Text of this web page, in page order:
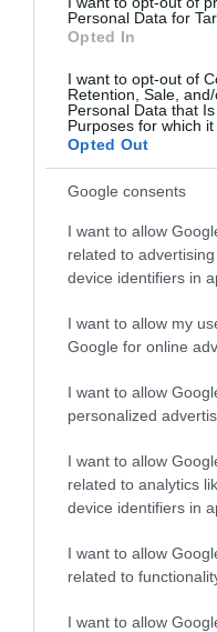
Personal Data for
Opted In
I want to opt-out of
Retention, Sale,
Personal Data that
Purposes for which it
Opted Out
Google consents
I want to allow
related to
device identifiers in
I want to allow my
Google for online
I want to allow
personalized
I want to allow
related to analytics
device identifiers in
I want to allow
related to
I want to allow
mjestu. Nakon nekoliko
upotrebu.
U periodima kada noći
proljeća ili krajem ljeta,
Tada neki baštovani
Takođe, u toj fazi zalivanje
vode može umanjiti okus
njegove kožice.
preuzeto